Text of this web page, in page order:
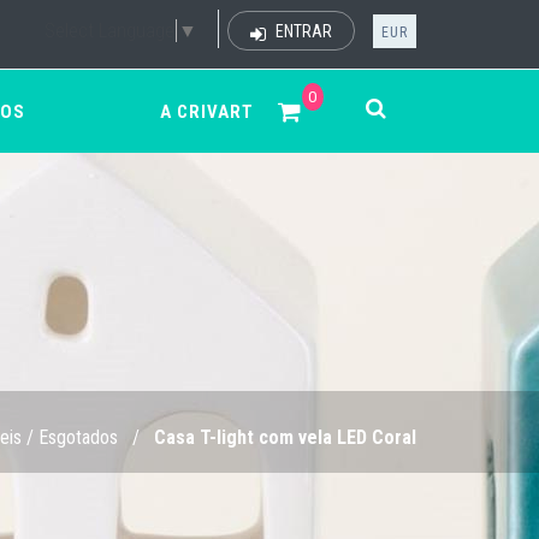
▼ ENTRAR EUR
0
A CRIVART
/ Esgotados / Casa T-light com vela LED Coral